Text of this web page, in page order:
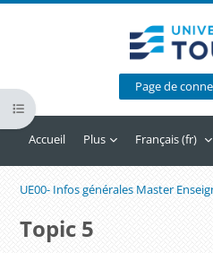
Page de
Accueil Plus Français ‎(fr)‎
Ouvrir l’index du cours
UE00- Infos générales Master
Topic 5